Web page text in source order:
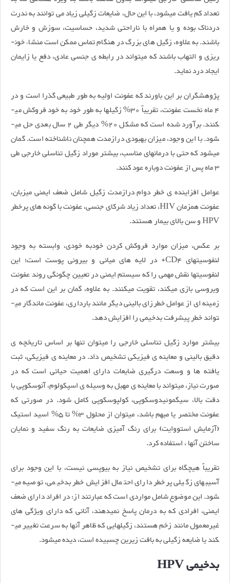
تعداد کم یافت می­شود، با این حال، ضایعات زگیلی زیاد می­ توانند به ندرت
دردناک بوده و یا همراه با ناراحتی شدید، حساسیت، سوزش و خارش
باشند. به علاوه، زگیل­ های بزرگ در هنگام تماس ممکن است منشاء خون­
ریزی و التهاب باشند که می­تواند در رابطه­ ی جنسی عادی، دفع یا زایمان
ایجاد درد نماید.
پژوهشگران بر این باورند که عفونت اولیه به طور طبیعی گذرا است و در
4 ماه نخست عفونت، تقریباً 30% زگیل­ها به طور خود به خود فروکش می­
کنند. برآورد شده است که مشکل 20% دیگر طی 2 سال بعدی حل می­
شود. با این وجود، میزان بهبودی درازمدت هم­چنان ناشناخته است. گمان
می­شود که حتی با درمان­های مناسب، بیش­تر موراد زگیل­ تناسلی خارجی طی
3 ماه پس از عفونت دوباره عود کنند.
عوامل افزاینده­ ی خطر دوام درازمدت زگیل شامل ضعف ایمنی میزبان،
عفونت هم­زمان HIV، تعداد زیاد شرکای جنسی، عفونت با گونه­ های پرخطر
HPV و سن بالای بیمار هستند.
بر عکس، میزان موارد فروکش کردن خودبه خودی، وابسته به وجود
لنفوسیت­های CD4+ در لایه­ های میانی و بیرونی پوست است؛ این
لنفوسیت­ها نقش مهمی را که سیستم ایمنی در تعیین چگونگی روند عفونت
ویروسی بازی می­کند، تقویت می­کنند. به علاوه، گمان بر این است که در
زمینه ­ای از عوامل خطرزای بالینی دیگر مانند بارداری، عفونت ماندگار می­
تواند خطر پیش­رفت بدخیمی را افزایش دهد.
بیش­تر موارد زگیل تناسلی خارجی را می­توان تنها بر اساس تاریخچه­ ی
دقیق بالینی و معاینه­ ی فیزیکی تشخیص داد. در معاینه­ ی فیزیکی، ثبت
یافته­ ها و وسعت درگیری ضایعات دارای اهمیت حیاتی است که در
صورت نیاز، می­تواند با معاینه­ ی مهبل به وسیله­ ی اسپکولوم، آنوسکوپی با
دقت بالا، سیگموئیدوسکوپی، کولپوسکوپی کامل شود. در صورتی که
عفونت مختصر یا مبهم باشد، می­توان از محلول 3% تا 5% اسید استیک
(آزمایش استووایت) برای رنگ ­آمیزی ضایعات به رنگ سفید و نمایان
ساختن آن­ها ، استفاده کرد.
تقریباً هیچ­گاه برای تشخیص نیاز به بیوپسی نیست، با این وجود برای
آسیب­های زگیلی پرخطر دارای احتمال افزایش خطر بدخیمی، توصیه می­
شود. این موضوع شامل مواردی است که عبارتند از: در افراد دارای ضعف
ایمنی، افرادی که به درمان پاسخ نمی­دهند، آنانی که دارای ویژگی­ های
غیرمعمول مانند زخم هستند، زگیل­هایی که ظاهر آن­ها به سرعت تغییر می­
کند یا ضایعه زگیلی به بافت زیرین چسبیده است، دیده­ می­شود.
بدخیمی HPV